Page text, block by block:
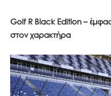
Golf R Black Edition –
στον χαρακτήρα